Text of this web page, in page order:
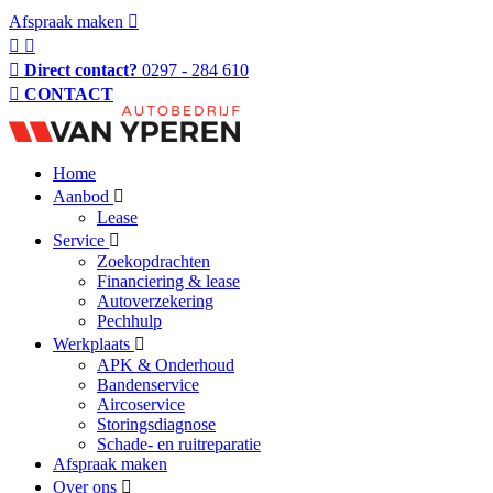
Afspraak maken
Direct contact? 0297 - 284 610
CONTACT
Home
Aanbod
Lease
Service
Zoekopdrachten
Financiering & lease
Autoverzekering
Pechhulp
Werkplaats
APK & Onderhoud
Bandenservice
Aircoservice
Storingsdiagnose
Schade- en ruitreparatie
Afspraak maken
Over ons